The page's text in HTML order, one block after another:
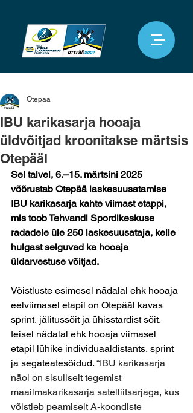
IBU karikasarja hooaja
üldvõitjad kroonitakse märtsis
Otepääl
Otepää
Sel talvel, 6.–15. märtsini 2025
võõrustab Otepää laskesuusatamise
IBU karikasarja kahte viimast etappi,
mis toob Tehvandi Spordikeskuse
radadele üle 250 laskesuusataja, kelle
hulgast selguvad ka hooaja
üldarvestuse võitjad.
Võistluste esimesel nädalal ehk hooaja
eelviimasel etapil on Otepääl kavas
sprint, jälitussõit ja ühisstardist sõit,
teisel nädalal ehk hooaja viimasel
etapil lühike individuaaldistants, sprint
ja segateatesõidud. “IBU karikasarja
näol on sisuliselt tegemist
maailmakarikasarja satelliitsarjaga, kus
võistleb peamiselt A-koondiste